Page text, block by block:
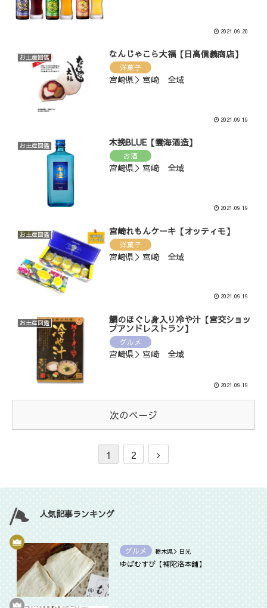
2021.09.20
お土産図鑑 なんじゃこら大福【日高信義商店】
洋菓子
宮崎県＞宮崎 全域
2021.09.19
お土産図鑑 木挽BLUE【雲海酒造】
お酒
宮崎県＞宮崎 全域
2021.09.19
お土産図鑑 宮崎れもんケーキ【オッティモ】
洋菓子
宮崎県＞宮崎 全域
2021.09.19
お土産図鑑 鯛のほぐし身入り冷や汁【‎宮交ショッ
プアンドレストラン】
グルメ
宮崎県＞宮崎 全域
2021.09.19
次のページ
1 2
人気記事ランキング
グルメ 栃木県＞日光
ゆばむすび【補陀洛本舗】